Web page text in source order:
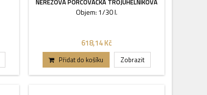
NEREZOVÁ PORCOVAČKA TROJUHELNÍKOVÁ
Objem: 1/30 l.
618,14 Kč
Přidat do košíku Zobrazit